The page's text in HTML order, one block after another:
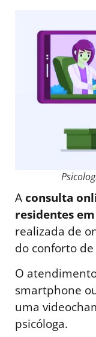
Aconsulta
residentes
realizada de
do conforto de
O
smartphone
uma
psicóloga.